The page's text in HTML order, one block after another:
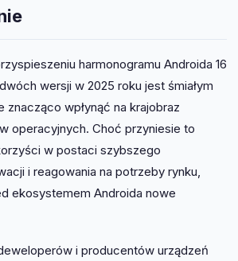
harmonogramu Androida 16
wersji w 2025 roku jest śmiałym
znacząco wpłynąć na krajobraz
operacyjnych. Choć przyniesie to
w postaci szybszego
i reagowania na potrzeby rynku,
ekosystemem Androida nowe
i producentów urządzeń